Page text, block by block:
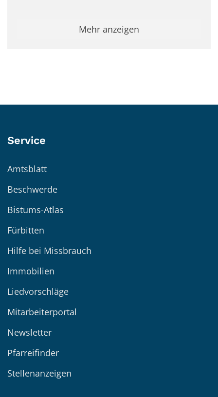
Mehr anzeigen
Service
Amtsblatt
Beschwerde
Bistums-Atlas
Fürbitten
Hilfe bei Missbrauch
Immobilien
Liedvorschläge
Mitarbeiterportal
Newsletter
Pfarreifinder
Stellenanzeigen